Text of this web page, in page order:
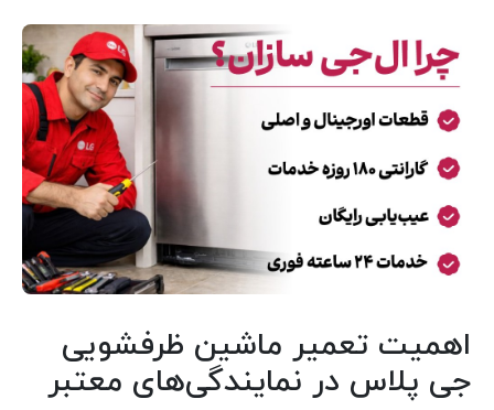
اهمیت تعمیر ماشین ظرفشویی
جی پلاس در نمایندگی‌های معتبر